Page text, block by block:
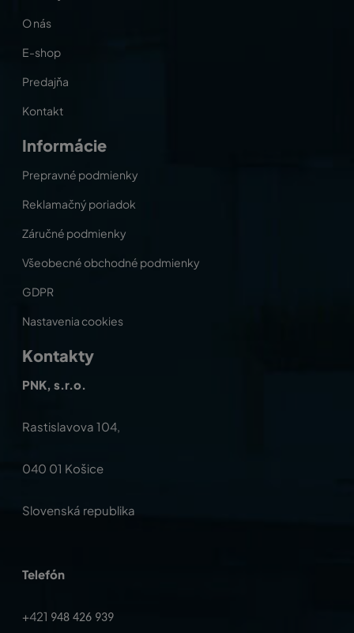
O nás
E-shop
Predajňa
Kontakt
Informácie
Prepravné podmienky
Reklamačný poriadok
Záručné podmienky
Všeobecné obchodné podmienky
GDPR
Nastavenia cookies
Kontakty
PNK, s.r.o.
Rastislavova 104,
040 01 Košice
Slovenská republika
Telefón
+421 948 426 939